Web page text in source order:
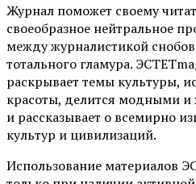
Журнал поможет своему
своеобразное нейтральное
между журналистикой
тотального гламура.
раскрывает темы культуры,
красоты, делится модными
и рассказывает о всемирно
культур и цивилизаций.
Использование материалов